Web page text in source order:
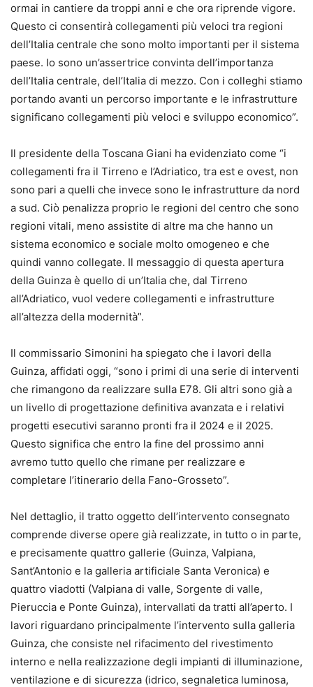
ormai in cantiere da troppi anni e che ora riprende vigore.
Questo ci consentirà collegamenti più veloci tra regioni
dell’Italia centrale che sono molto importanti per il sistema
paese. Io sono un’assertrice convinta dell’importanza
dell’Italia centrale, dell’Italia di mezzo. Con i colleghi stiamo
portando avanti un percorso importante e le infrastrutture
significano collegamenti più veloci e sviluppo economico”.
Il presidente della Toscana Giani ha evidenziato come “i
collegamenti fra il Tirreno e l’Adriatico, tra est e ovest, non
sono pari a quelli che invece sono le infrastrutture da nord
a sud. Ciò penalizza proprio le regioni del centro che sono
regioni vitali, meno assistite di altre ma che hanno un
sistema economico e sociale molto omogeneo e che
quindi vanno collegate. Il messaggio di questa apertura
della Guinza è quello di un’Italia che, dal Tirreno
all’Adriatico, vuol vedere collegamenti e infrastrutture
all’altezza della modernità”.
Il commissario Simonini ha spiegato che i lavori della
Guinza, affidati oggi, “sono i primi di una serie di interventi
che rimangono da realizzare sulla E78. Gli altri sono già a
un livello di progettazione definitiva avanzata e i relativi
progetti esecutivi saranno pronti fra il 2024 e il 2025.
Questo significa che entro la fine del prossimo anni
avremo tutto quello che rimane per realizzare e
completare l’itinerario della Fano-Grosseto”.
Nel dettaglio, il tratto oggetto dell’intervento consegnato
comprende diverse opere già realizzate, in tutto o in parte,
e precisamente quattro gallerie (Guinza, Valpiana,
Sant’Antonio e la galleria artificiale Santa Veronica) e
quattro viadotti (Valpiana di valle, Sorgente di valle,
Pieruccia e Ponte Guinza), intervallati da tratti all’aperto. I
lavori riguardano principalmente l’intervento sulla galleria
Guinza, che consiste nel rifacimento del rivestimento
interno e nella realizzazione degli impianti di illuminazione,
ventilazione e di sicurezza (idrico, segnaletica luminosa,